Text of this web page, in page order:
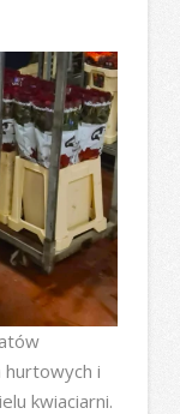
hurtowych i
kwiaciarni.